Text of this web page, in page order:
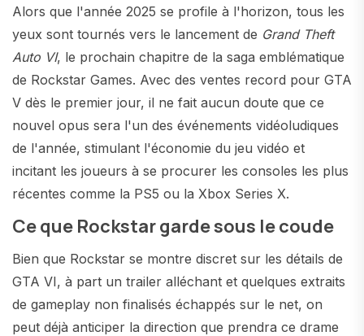
Alors que l'année 2025 se profile à l'horizon, tous les
yeux sont tournés vers le lancement de Grand Theft
Auto VI, le prochain chapitre de la saga emblématique
de Rockstar Games. Avec des ventes record pour GTA
V dès le premier jour, il ne fait aucun doute que ce
nouvel opus sera l'un des événements vidéoludiques
de l'année, stimulant l'économie du jeu vidéo et
incitant les joueurs à se procurer les consoles les plus
récentes comme la PS5 ou la Xbox Series X.
Ce que Rockstar garde sous le coude
Bien que Rockstar se montre discret sur les détails de
GTA VI, à part un trailer alléchant et quelques extraits
de gameplay non finalisés échappés sur le net, on
peut déjà anticiper la direction que prendra ce drame